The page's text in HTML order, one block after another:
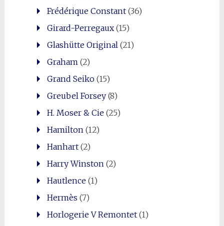
Frédérique Constant(36)
Girard-Perregaux(15)
Glashütte Original(21)
Graham(2)
Grand Seiko(15)
Greubel Forsey(8)
H. Moser & Cie(25)
Hamilton(12)
Hanhart(2)
Harry Winston(2)
Hautlence(1)
Hermès (7)
Horlogerie V Remontet(1)